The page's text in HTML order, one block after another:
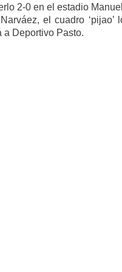
2-0 en el estadio
el cuadro
a Deportivo Pasto.